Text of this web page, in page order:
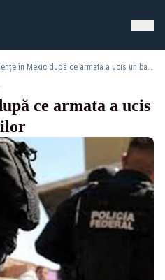
Violențe în Mexic după ce armata a ucis un baron al drogurilor
ce armata a ucis